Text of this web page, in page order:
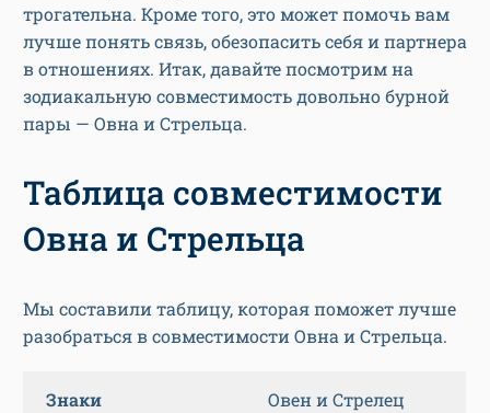
трогательна. Кроме того, это может помочь вам
лучше понять связь, обезопасить себя и партнера
в отношениях. Итак, давайте посмотрим на
зодиакальную совместимость довольно бурной
пары — Овна и Стрельца.
Таблица совместимости
Овна и Стрельца
Мы составили таблицу, которая поможет лучше
разобраться в совместимости Овна и Стрельца.
Знаки Овен и Стрелец